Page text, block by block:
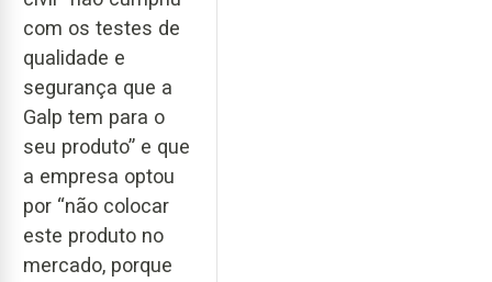
com os testes de
qualidade e
segurança que a
Galp tem para o
seu produto” e que
a empresa optou
por “não colocar
este produto no
mercado, porque